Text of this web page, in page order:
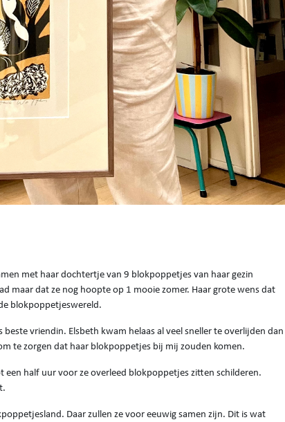
met haar dochtertje van 9 blokpoppetjes van haar gezin
maar dat ze nog hoopte op 1 mooie zomer. Haar grote wens dat
blokpoppetjeswereld.
vriendin. Elsbeth kwam helaas al veel sneller te overlijden dan
te zorgen dat haar blokpoppetjes bij mij zouden komen.
een half uur voor ze overleed blokpoppetjes zitten schilderen.
Daar zullen ze voor eeuwig samen zijn. Dit is wat